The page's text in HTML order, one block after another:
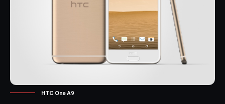
HTC One A9